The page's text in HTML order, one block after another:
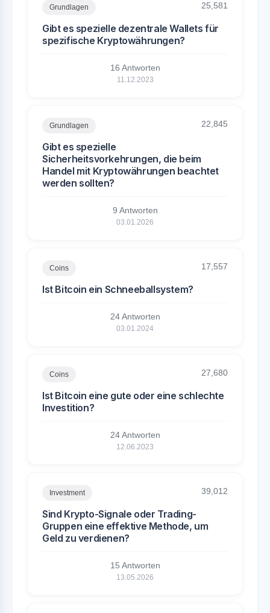
Grundlagen 25,581
Gibt es spezielle dezentrale Wallets für
spezifische Kryptowährungen?
16 Antworten
11.12.2023
Grundlagen 22,845
Gibt es spezielle
Sicherheitsvorkehrungen, die beim
Handel mit Kryptowährungen beachtet
werden sollten?
9 Antworten
03.01.2026
Coins 17,557
Ist Bitcoin ein Schneeballsystem?
24 Antworten
03.01.2024
Coins 27,680
Ist Bitcoin eine gute oder eine schlechte
Investition?
24 Antworten
12.06.2023
Investment 39,012
Sind Krypto-Signale oder Trading-
Gruppen eine effektive Methode, um
Geld zu verdienen?
15 Antworten
13.05.2026